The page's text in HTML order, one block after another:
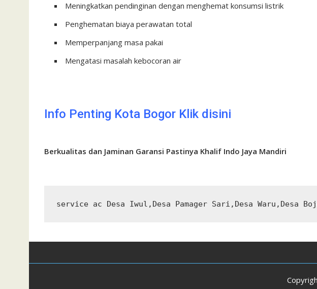
Meningkatkan pendinginan dengan menghemat konsumsi listrik
Penghematan biaya perawatan total
Memperpanjang masa pakai
Mengatasi masalah kebocoran air
Info Penting Kota Bogor Klik disini
Berkualitas dan Jaminan Garansi Pastinya Khalif Indo Jaya Mandiri
service ac Desa Iwul,Desa Pamager Sari,Desa Waru,Desa